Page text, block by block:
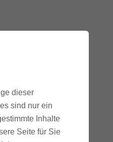
dieser
sind nur ein
Inhalte
Seite für Sie